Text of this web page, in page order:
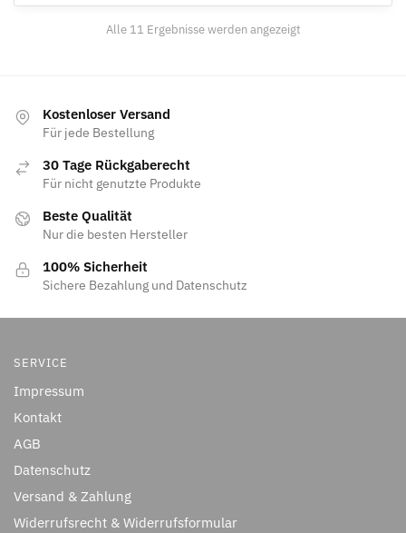
Alle 11 Ergebnisse werden angezeigt
Kostenloser Versand
Für jede Bestellung
30 Tage Rückgaberecht
Für nicht genutzte Produkte
Beste Qualität
Nur die besten Hersteller
100% Sicherheit
Sichere Bezahlung und Datenschutz
SERVICE
Impressum
Kontakt
AGB
Datenschutz
Versand & Zahlung
Widerrufsrecht & Widerrufsformular